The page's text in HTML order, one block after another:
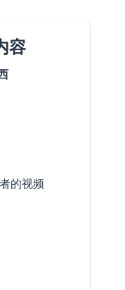
容
的视频